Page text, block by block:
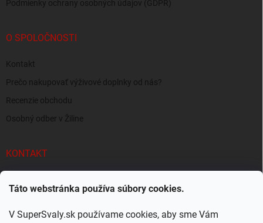
Táto webstránka používa súbory cookies.
V SuperSvaly.sk používame cookies, aby sme Vám
Podmienky ochrany osobných údajov (GDPR)
O SPOLOČNOSTI
Kontakt
Prečo nakupovať výživové doplnky od nás?
Recenzie obchodu
Osobný odber v Žiline
KONTAKT